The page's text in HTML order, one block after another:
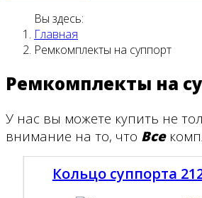
Вы здесь:
Главная
Ремкомплекты на суппорт
Ремкомплекты на
У нас вы можете купить не
внимание на то, что Все
Кольцо суппорта